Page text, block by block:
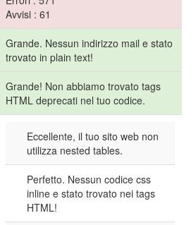
Avvisi : 61
Grande. Nessun indirizzo mail e stato
trovato in plain text!
Grande! Non abbiamo trovato tags
HTML deprecati nel tuo codice.
Eccellente, il tuo sito web non
utilizza nested tables.
Perfetto. Nessun codice css
inline e stato trovato nei tags
HTML!